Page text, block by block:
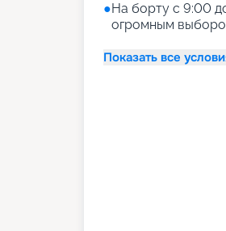
●На борту с 9:00
огромным
Показать все